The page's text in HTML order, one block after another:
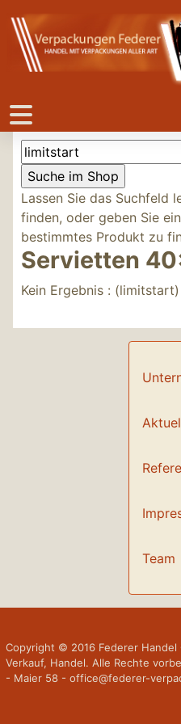
Lassen Sie das Suchfeld
finden, oder geben Sie
bestimmtes Produkt zu
Servietten
Kein Ergebnis : (limitstart)
Team
Copyright © 2016 Federer
Verkauf, Handel. Alle Rechte
- Maier 58 - office@federer-